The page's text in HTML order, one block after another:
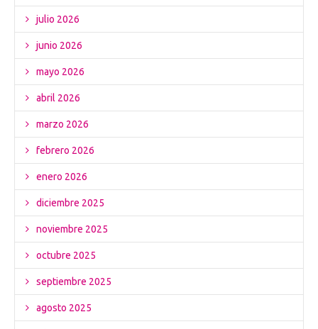
julio 2026
junio 2026
mayo 2026
abril 2026
marzo 2026
febrero 2026
enero 2026
diciembre 2025
noviembre 2025
octubre 2025
septiembre 2025
agosto 2025